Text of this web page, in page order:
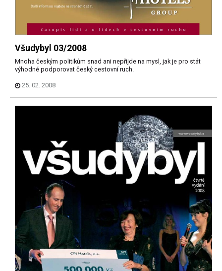
Všudybyl 03/2008
Mnoha českým politikům snad ani nepřijde na mysl, jak je pro stát
výhodné podporovat český cestovní ruch.
25. 02. 2008